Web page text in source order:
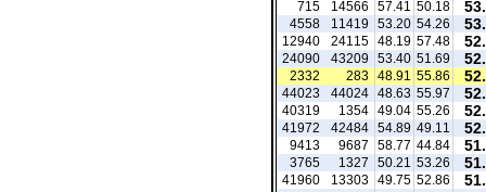
50.18
57.41
14566
715
54.26
53.20
11419
4558
57.48
48.19
24115
12940
51.69
53.40
43209
24090
55.86
48.91
283
2332
55.97
48.63
44024
44023
55.26
49.04
1354
40319
49.11
54.89
42484
41972
44.84
58.77
9687
9413
53.26
50.21
1327
3765
52.86
49.75
13303
41960